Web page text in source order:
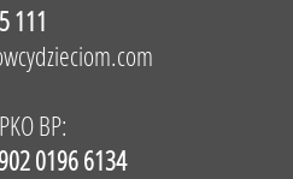
111
BP:
0196 6134